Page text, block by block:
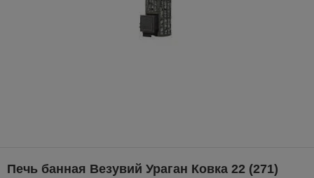
Печь банная Везувий Ураган Ковка 22 (271)